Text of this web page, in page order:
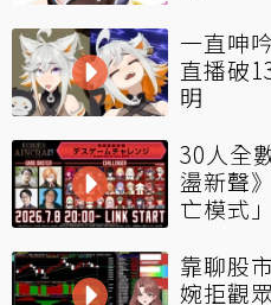
一直呻
直播破
明
30人全
盪新聲
亡模式」
靠聊股
婉拒觀